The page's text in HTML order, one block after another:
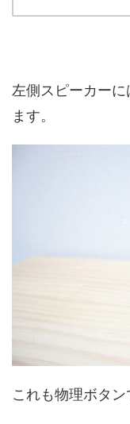
左側スピーカー
ます。
これも物理ボタン